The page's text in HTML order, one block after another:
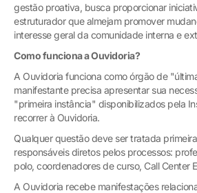
Extensão
Infraestrutura e Serviços
Inovação
Sobre a ULBRA
gestão proativa, busca proporcionar
estruturador que almejam promover
interesse geral da comunidade interna e
Como funciona a Ouvidoria?
A Ouvidoria funciona como órgão de
manifestante precisa apresentar sua
"primeira instância" disponibilizados pela
recorrer à Ouvidoria.
Qualquer questão deve ser tratada
responsáveis diretos pelos processos:
polo, coordenadores de curso, Call Center
A Ouvidoria recebe manifestações